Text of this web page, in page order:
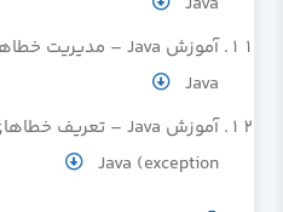
Java
exception) Java